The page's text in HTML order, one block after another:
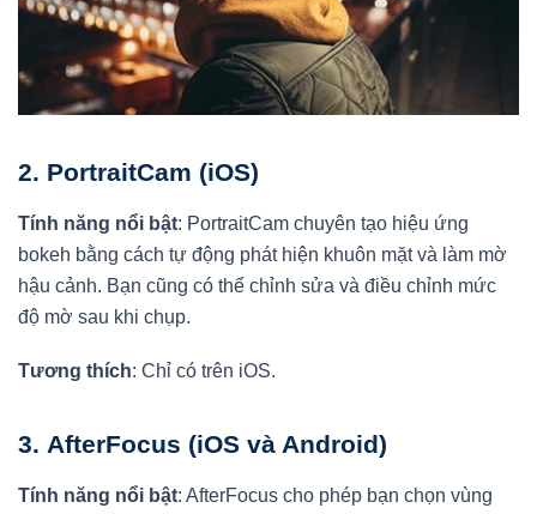
2. PortraitCam (iOS)
Tính năng nổi bật: PortraitCam chuyên tạo hiệu ứng
bokeh bằng cách tự động phát hiện khuôn mặt và làm mờ
hậu cảnh. Bạn cũng có thể chỉnh sửa và điều chỉnh mức
độ mờ sau khi chụp.
Tương thích: Chỉ có trên iOS.
3. AfterFocus (iOS và Android)
Tính năng nổi bật: AfterFocus cho phép bạn chọn vùng